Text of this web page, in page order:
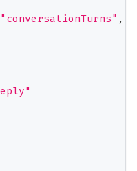
"conversationTurns" ,